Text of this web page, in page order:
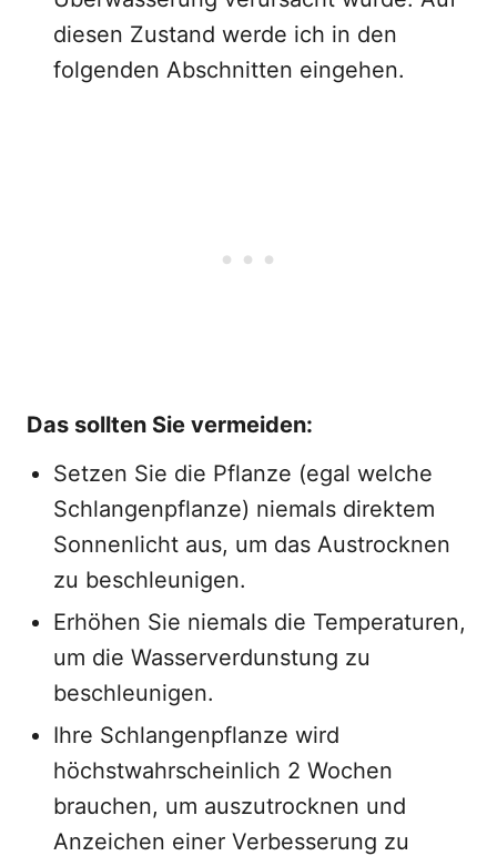
diesen Zustand werde ich in den
folgenden Abschnitten eingehen.
Das sollten Sie vermeiden:
Setzen Sie die Pflanze (egal welche
Schlangenpflanze) niemals direktem
Sonnenlicht aus, um das Austrocknen
zu beschleunigen.
Erhöhen Sie niemals die Temperaturen,
um die Wasserverdunstung zu
beschleunigen.
Ihre Schlangenpflanze wird
höchstwahrscheinlich 2 Wochen
brauchen, um auszutrocknen und
Anzeichen einer Verbesserung zu